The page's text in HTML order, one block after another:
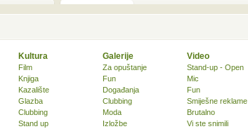
Kultura
Film
Knjiga
Kazalište
Glazba
Clubbing
Stand up
Galerije
Za opuštanje
Fun
Događanja
Clubbing
Moda
Izložbe
Video
Stand-up - Open
Mic
Fun
Smiješne reklame
Brutalno
Vi ste snimili